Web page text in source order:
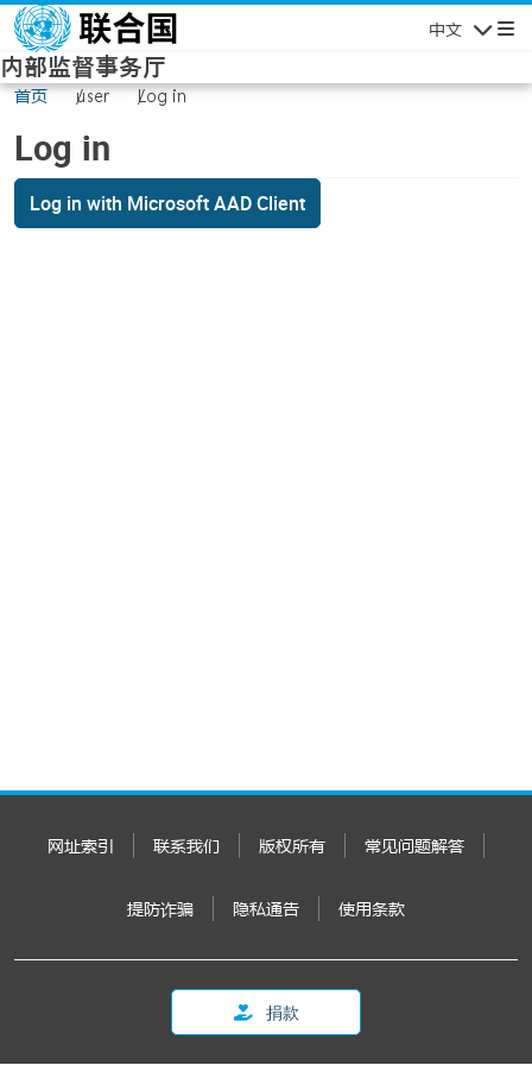
Skip to main content
中文
内部监督事务厅
首页 user Log in
Log in
Log in with Microsoft AAD Client
网址索引 联系我们 版权所有 常见问题解答
提防诈骗 隐私通告 使用条款
捐款